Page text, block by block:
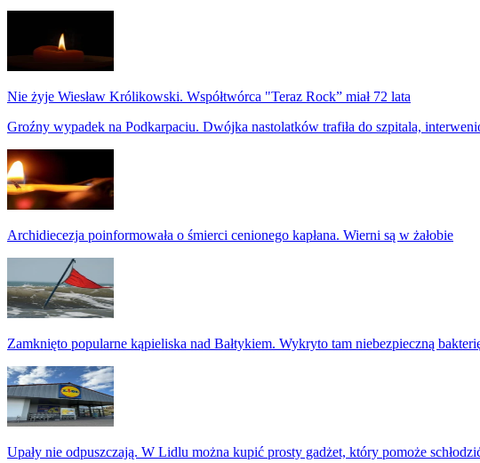
Nie żyje Wiesław Królikowski. Współtwórca "Teraz Rock” miał 72 lata
Groźny wypadek na Podkarpaciu. Dwójka nastolatków trafiła do szpitala,
Archidiecezja poinformowała o śmierci cenionego kapłana. Wierni są w żałobie
Zamknięto popularne kąpieliska nad Bałtykiem. Wykryto tam niebezpieczną
Upały nie odpuszczają. W Lidlu można kupić prosty gadżet, który pomoże